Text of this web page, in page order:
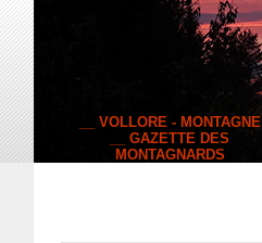
__ VOLLORE - MONTAGNE
__ GAZETTE DES
MONTAGNARDS